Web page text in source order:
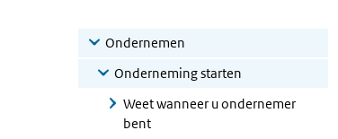
Ondernemen
Onderneming starten
Weet wanneer u ondernemer
bent